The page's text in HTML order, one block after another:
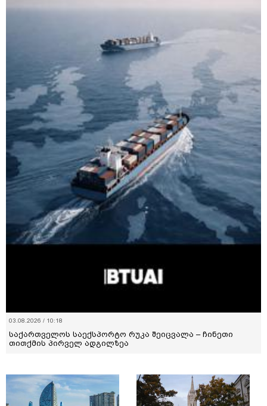
03.08.2026 / 10:18
საქართველოს საექსპორტო რუკა შეიცვალა – ჩინეთი
თითქმის პირველ ადგილზეა